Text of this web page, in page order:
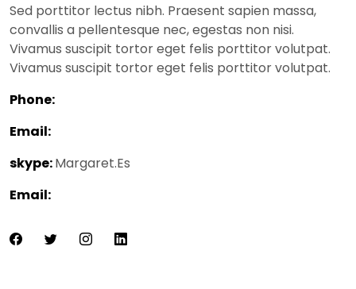
Sed porttitor lectus nibh. Praesent sapien massa,
convallis a pellentesque nec, egestas non nisi.
Vivamus suscipit tortor eget felis porttitor volutpat.
Vivamus suscipit tortor eget felis porttitor volutpat.
Phone:
Email:
skype:Margaret.Es
Email: